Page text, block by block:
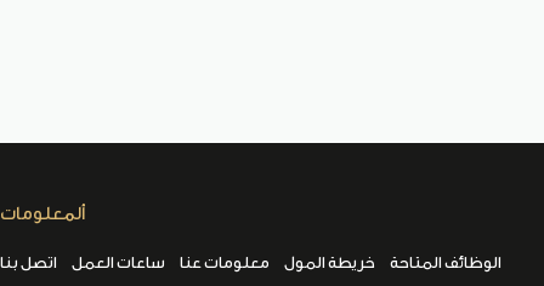
ألمعلومات
اتصل بنا ساعات العمل معلومات عنا خريطة المول
الوظائف المتاحة